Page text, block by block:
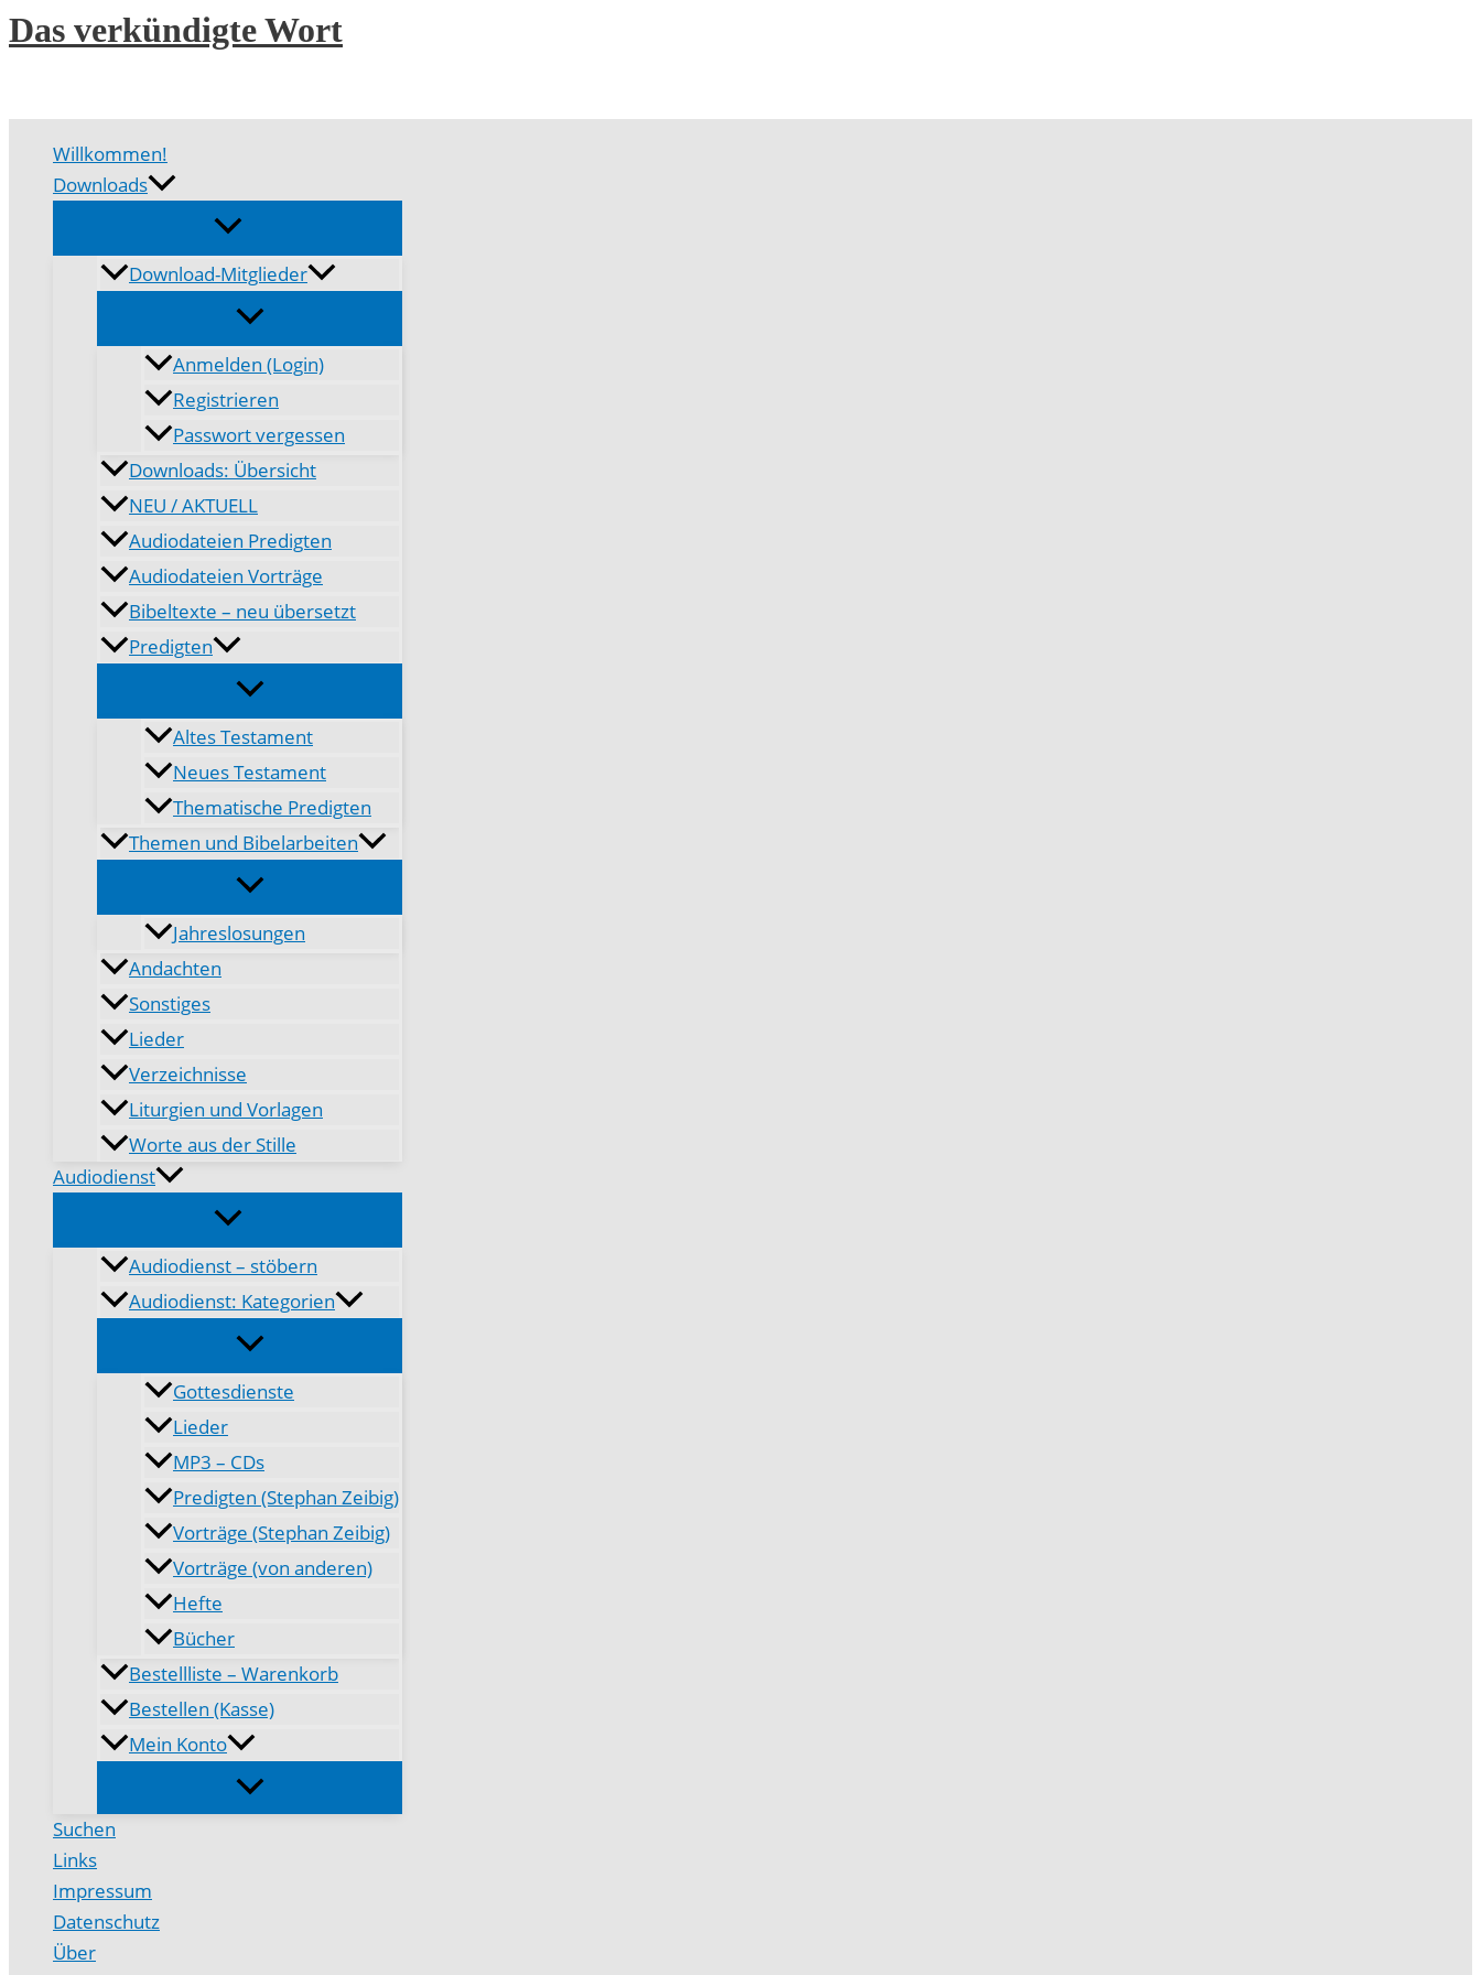
Zum
Inhalt
Das verkündigte Wort
Willkommen!
Downloads
Download-Mitglieder
Anmelden (Login)
Registrieren
Passwort vergessen
Downloads: Übersicht
NEU / AKTUELL
Audiodateien Predigten
Audiodateien Vorträge
Bibeltexte – neu übersetzt
Predigten
Altes Testament
Neues Testament
Thematische Predigten
Themen und Bibelarbeiten
Jahreslosungen
Andachten
Sonstiges
Lieder
Verzeichnisse
Liturgien und Vorlagen
Worte aus der Stille
Audiodienst
Audiodienst – stöbern
Audiodienst: Kategorien
Gottesdienste
Lieder
MP3 – CDs
Predigten (Stephan Zeibig)
Vorträge (Stephan Zeibig)
Vorträge (von anderen)
Hefte
Bücher
Bestellliste – Warenkorb
Bestellen (Kasse)
Mein Konto
Suchen
Links
Impressum
Datenschutz
Über